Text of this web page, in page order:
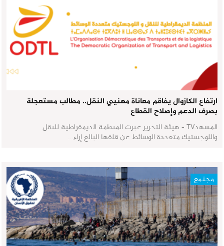
ارتفاع الكازوال يفاقم معاناة مهنيي النقل.. مطالب مستعجلة
بصرف الدعم وإصلاح القطاع
المشهدTV - هيئة التحرير عبرت المنظمة الديمقراطية للنقل
واللوجستيك متعددة الوسائط عن قلقها البالغ إزاء…
مجتمع